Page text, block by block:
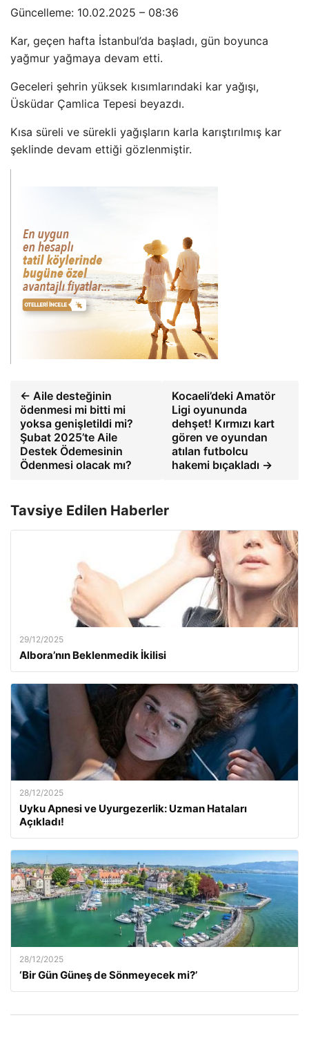
Güncelleme: 10.02.2025 – 08:36
Kar, geçen hafta İstanbul’da başladı, gün boyunca
yağmur yağmaya devam etti.
Geceleri şehrin yüksek kısımlarındaki kar yağışı,
Üsküdar Çamlica Tepesi beyazdı.
Kısa süreli ve sürekli yağışların karla karıştırılmış kar
şeklinde devam ettiği gözlenmiştir.
← Aile desteğinin
ödenmesi mi bitti mi
yoksa genişletildi mi?
Şubat 2025’te Aile
Destek Ödemesinin
Ödenmesi olacak mı?
Kocaeli’deki Amatör
Ligi oyununda
dehşet! Kırmızı kart
gören ve oyundan
atılan futbolcu
hakemi bıçakladı →
Tavsiye Edilen Haberler
29/12/2025
Albora’nın Beklenmedik İkilisi
28/12/2025
Uyku Apnesi ve Uyurgezerlik: Uzman Hataları
Açıkladı!
28/12/2025
‘Bir Gün Güneş de Sönmeyecek mi?’